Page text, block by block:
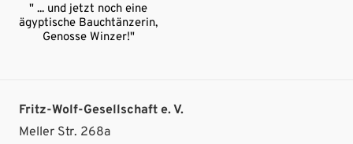
" ... und jetzt noch eine
ägyptische Bauchtänzerin,
Genosse Winzer!"
Fritz-Wolf-Gesellschaft e. V.
Meller Str. 268a